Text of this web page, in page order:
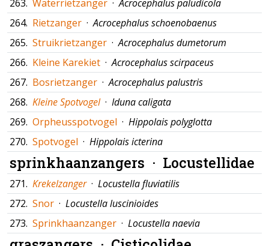
263. Waterrietzanger ·Acrocephalus paludicola
264. Rietzanger ·Acrocephalus schoenobaenus
265. Struikrietzanger ·Acrocephalus dumetorum
266. Kleine Karekiet ·Acrocephalus scirpaceus
267. Bosrietzanger ·Acrocephalus palustris
268. Kleine Spotvogel · Iduna caligata
269. Orpheusspotvogel · Hippolais polyglotta
270. Spotvogel · Hippolais icterina
sprinkhaanzangers · Locustellidae
271. Krekelzanger · Locustella fluviatilis
272. Snor · Locustella luscinioides
273. Sprinkhaanzanger · Locustella naevia